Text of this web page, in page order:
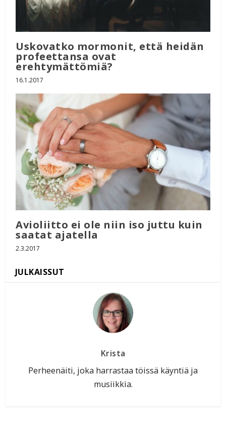
Uskovatko mormonit, että heidän
profeettansa ovat
erehtymättömiä?
16.1.2017
Avioliitto ei ole niin iso juttu kuin
saatat ajatella
2.3.2017
Krista
Perheenäiti, joka harrastaa töissä käyntiä ja
musiikkia.